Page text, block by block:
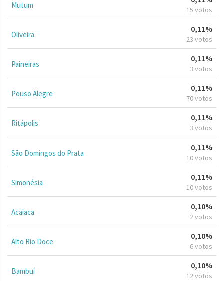
Mutum 15 votos
Oliveira
0,11%
23 votos
Paineiras
0,11%
3 votos
Pouso Alegre
0,11%
70 votos
Ritápolis
0,11%
3 votos
São Domingos do Prata
0,11%
10 votos
Simonésia
0,11%
10 votos
Acaiaca
0,10%
2 votos
Alto Rio Doce
0,10%
6 votos
Bambuí
0,10%
12 votos